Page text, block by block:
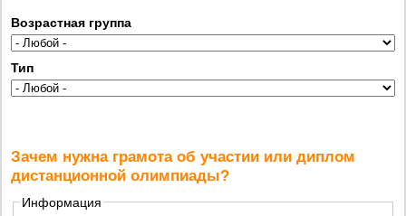
Возрастная группа
Тип
Зачем нужна грамота об участии или диплом
дистанционной олимпиады?
Информация